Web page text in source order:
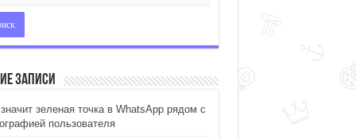
записи
зеленая точка в WhatsApp рядом с
пользователя